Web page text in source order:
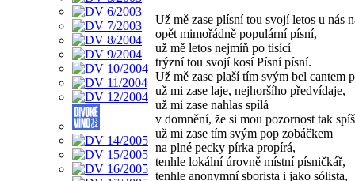
Už mě zase plísní tou svojí letos u nás
opět mimořádně populární písní,
už mě letos nejmíň po tisící
trýzní tou svojí kosí Písní písní.
Už mě zase plaší tím svým bel cantem
už mi zase laje, nejhoršího předvídaje,
už mi zase nahlas spílá
v domnění, že si mou pozornost tak
už mi zase tím svým pop zobáčkem
na plné pecky pírka propírá,
tenhle lokální úrovně místní písničkář,
tenhle anonymní sborista i jako sólista,